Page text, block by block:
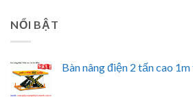
NỔI BẬT
Bàn nâng điện 2 tấn cao